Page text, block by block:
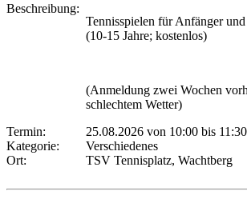
Beschreibung:
Tennisspielen für Anfänger
(10-15 Jahre; kostenlos)
(Anmeldung zwei Wochen
schlechtem Wetter)
Termin:
25.08.2026 von 10:00 bis
Kategorie:
Verschiedenes
Ort:
TSV Tennisplatz, Wachtberg